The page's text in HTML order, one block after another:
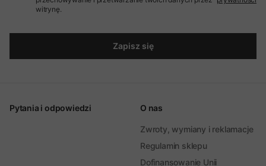
witrynę.
Zapisz się
Pytania i odpowiedzi O nas
Zwroty, wymiany i reklamacje
Regulamin sklepu
Dofinansowanie Unii